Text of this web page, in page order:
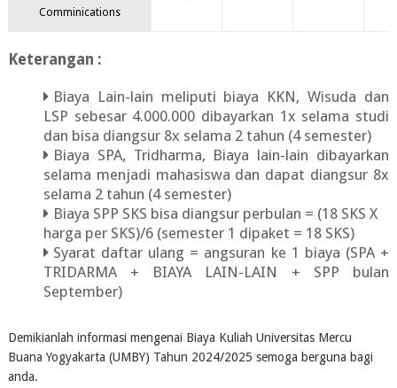
Comminications
Keterangan :
Biaya Lain-lain meliputi biaya KKN, Wisuda dan
LSP sebesar 4.000.000 dibayarkan 1x selama studi
dan bisa diangsur 8x selama 2 tahun (4 semester)
Biaya SPA, Tridharma, Biaya lain-lain dibayarkan
selama menjadi mahasiswa dan dapat diangsur 8x
selama 2 tahun (4 semester)
Biaya SPP SKS bisa diangsur perbulan = (18 SKS X
harga per SKS)/6 (semester 1 dipaket = 18 SKS)
Syarat daftar ulang = angsuran ke 1 biaya (SPA +
TRIDARMA + BIAYA LAIN-LAIN + SPP bulan
September)
Demikianlah informasi mengenai Biaya Kuliah Universitas Mercu
Buana Yogyakarta (UMBY) Tahun 2024/2025 semoga berguna bagi
anda.